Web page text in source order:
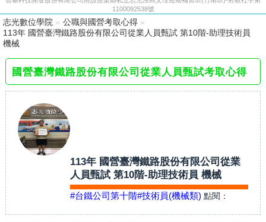
1100092538號
志光數位學院 » 公職與國營考取心得 »
113年 國營臺灣鐵路股份有限公司從業人員甄試 第10階-助理技術員
機械
國營臺灣鐵路股份有限公司從業人員甄試考取心得
113年 國營臺灣鐵路股份有限公司從業
人員甄試 第10階-助理技術員 機械
#台鐵公司第十階#技術員(機械類) 點閱：